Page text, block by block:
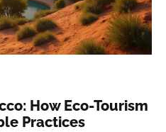
How Eco-Tourism
Practices